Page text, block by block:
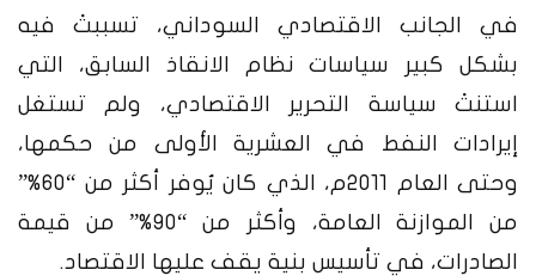
في الجانب الاقتصادي السوداني، تسببتْ فيه
بشكل كبير سياسات نظام الانقاذ السابق، التي
استنتْ سياسة التحرير الاقتصادي، ولم تستغل
إيرادات النفط في العشرية الأولى من حكمها،
وحتى العام 2011م، الذي كان يُوفر أكثر من “60%”
من الموازنة العامة، وأكثر من “90%” من قيمة
الصادرات، في تأسيس بنية يقف عليها الاقتصاد.